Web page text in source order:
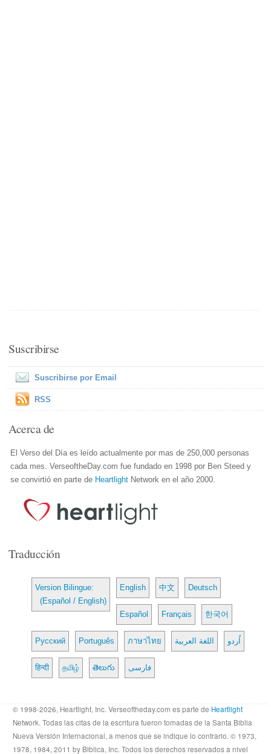
Suscribirse
Suscribirse por Email
RSS
Acerca de
El Verso del Día es leído actualmente por mas de 250,000 personas
cada mes. VerseoftheDay.com fue fundado en 1998 por Ben Steed y
se convirtió en parte de Heartlight Network en el año 2000.
Traducción
Version Bilingue:
(Español / English)
English 中文 Deutsch
Español Français 한국어
Русский Português ภาษาไทย اللغة العربية اُردو
हिन्दी தமிழ் తెలుగు فارسی
© 1998-2026, Heartlight, Inc. Verseoftheday.com es parte de Heartlight
Network. Todas las citas de la escritura fueron tomadas de la Santa Biblia
Nueva Versión Internacional, a menos que se indique lo contrario. © 1973,
1978, 1984, 2011 by Biblica, Inc. Todos los derechos reservados a nivel